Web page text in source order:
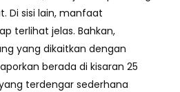
Di sisi lain, manfaat
terlihat jelas. Bahkan,
yang dikaitkan dengan
berada di kisaran 25
terdengar sederhana